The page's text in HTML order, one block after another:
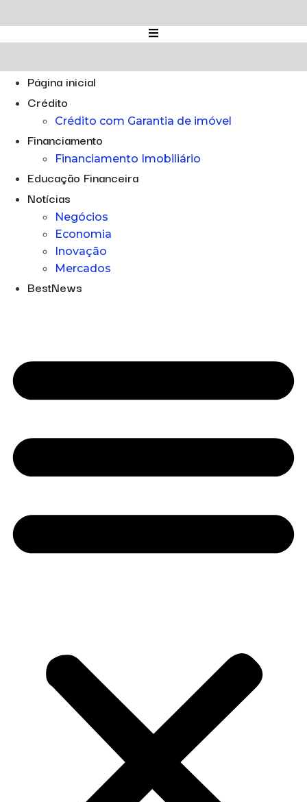
para
o
Página inicial
Crédito
Crédito com Garantia de imóvel
Financiamento
Financiamento Imobiliário
Educação Financeira
Notícias
Negócios
Economia
Inovação
Mercados
BestNews